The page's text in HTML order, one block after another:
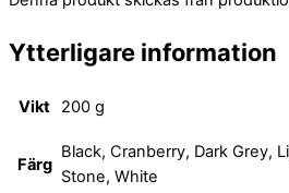
Ytterligare information
Vikt 200 g
Färg
Black, Cranberry, Dark Grey,
Stone, White